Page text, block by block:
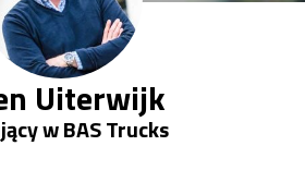
Uiterwijk
w BAS Trucks